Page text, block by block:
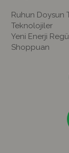
Ruhun Doysun
Teknolojiler
Yeni Enerji
Shoppuan